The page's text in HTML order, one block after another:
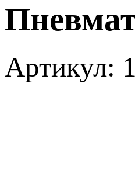
Артикул: